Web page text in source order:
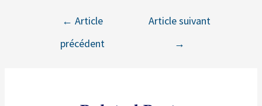
← Article
précédent
Article suivant
→